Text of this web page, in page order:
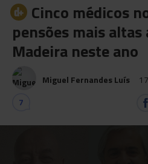
Cinco médicos
pensões mais
Madeira neste ano
Miguel Fernandes Luís
7